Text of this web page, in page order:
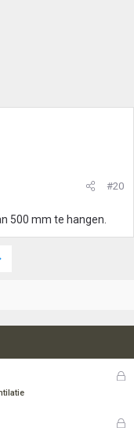
#20
500 mm te hangen.
G
G